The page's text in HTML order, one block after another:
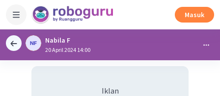
Masuk
Nabila F
20 April 2024 14:00
Iklan